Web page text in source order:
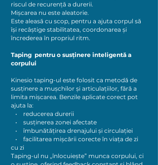
riscul de recurență a durerii.
Mișcarea nu este aleatorie.
Este aleasă cu scop, pentru a ajuta corpul să
își recâștige stabilitatea, coordonarea și
încrederea în propriul ritm.
Taping pentru o susținere inteligentă a
corpului
Kinesio taping-ul este folosit ca metodă de
susținere a mușchilor și articulațiilor, fără a
limita mișcarea. Benzile aplicate corect pot
ajuta la:
• reducerea durerii
• susținerea zonei afectate
• îmbunătățirea drenajului și circulației
• facilitarea mișcării corecte în viața de zi
cu zi
Taping-ul nu „înlocuiește” munca corpului, ci